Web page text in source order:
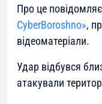
Про це
CyberBoroshno»,
відеоматеріали.
Удар відбувся
атакували